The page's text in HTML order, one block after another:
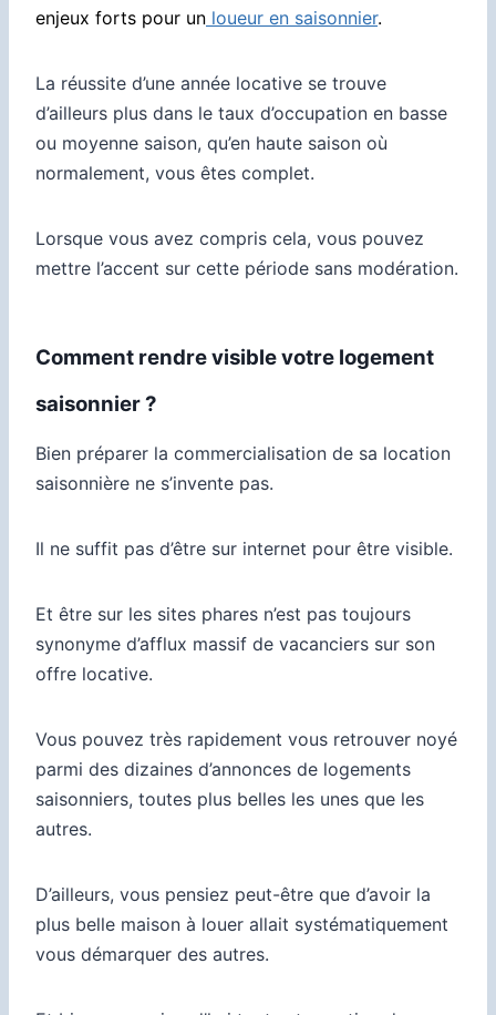
enjeux forts pour un loueur en saisonnier.
La réussite d’une année locative se trouve
d’ailleurs plus dans le taux d’occupation en basse
ou moyenne saison, qu’en haute saison où
normalement, vous êtes complet.
Lorsque vous avez compris cela, vous pouvez
mettre l’accent sur cette période sans modération.
Comment rendre visible votre logement
saisonnier ?
Bien préparer la commercialisation de sa location
saisonnière ne s’invente pas.
Il ne suffit pas d’être sur internet pour être visible.
Et être sur les sites phares n’est pas toujours
synonyme d’afflux massif de vacanciers sur son
offre locative.
Vous pouvez très rapidement vous retrouver noyé
parmi des dizaines d’annonces de logements
saisonniers, toutes plus belles les unes que les
autres.
D’ailleurs, vous pensiez peut-être que d’avoir la
plus belle maison à louer allait systématiquement
vous démarquer des autres.